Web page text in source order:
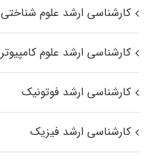
کارشناسی ارشد علوم شناختی
کارشناسی ارشد علوم کامپیوتر
کارشناسی ارشد فوتونیک
کارشناسی ارشد فیزیک